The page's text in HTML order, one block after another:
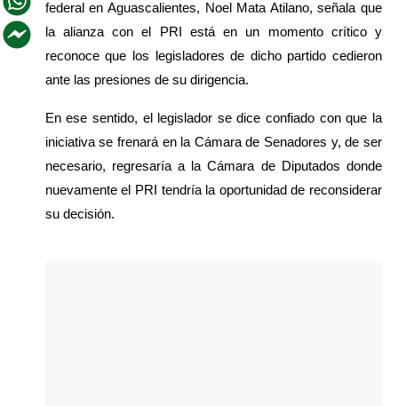
federal en Aguascalientes, Noel Mata Atilano, señala que
la alianza con el PRI está en un momento crítico y
reconoce que los legisladores de dicho partido cedieron
ante las presiones de su dirigencia.
En ese sentido, el legislador se dice confiado con que la
iniciativa se frenará en la Cámara de Senadores y, de ser
necesario, regresaría a la Cámara de Diputados donde
nuevamente el PRI tendría la oportunidad de reconsiderar
su decisión.